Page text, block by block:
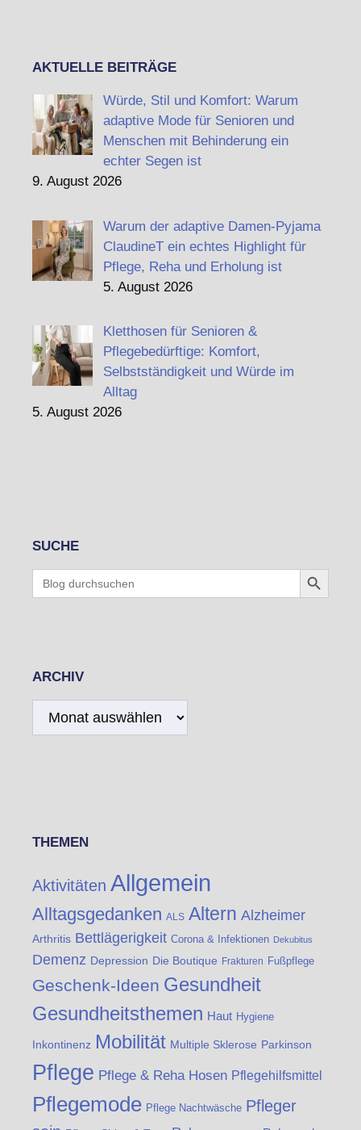
AKTUELLE BEITRÄGE
Würde, Stil und Komfort: Warum
adaptive Mode für Senioren und
Menschen mit Behinderung ein
echter Segen ist
9. August 2026
Warum der adaptive Damen-Pyjama
ClaudineT ein echtes Highlight für
Pflege, Reha und Erholung ist
5. August 2026
Kletthosen für Senioren &
Pflegebedürftige: Komfort,
Selbstständigkeit und Würde im
Alltag
5. August 2026
SUCHE
Search
for:
Search Button
ARCHIV
THEMEN
Aktivitäten Allgemein
Alltagsgedanken ALS Altern Alzheimer
Arthritis Bettlägerigkeit Corona & Infektionen Dekubitus
Demenz Depression Die Boutique Frakturen Fußpflege
Geschenk-Ideen Gesundheit
Gesundheitsthemen Haut Hygiene
Inkontinenz Mobilität Multiple Sklerose Parkinson
Pflege Pflege & Reha Hosen Pflegehilfsmittel
Pflegemode Pflege Nachtwäsche Pfleger